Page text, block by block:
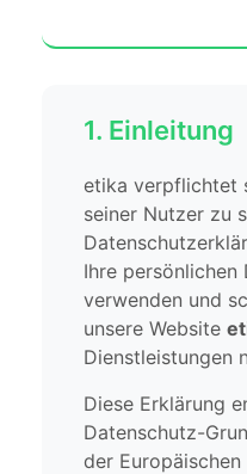
1. Einleitung
etika verpflichtet
seiner Nutzer zu
Ihre persönlichen
verwenden und
unsere Website
Dienstleistungen
Diese Erklärung
Datenschutz-
der